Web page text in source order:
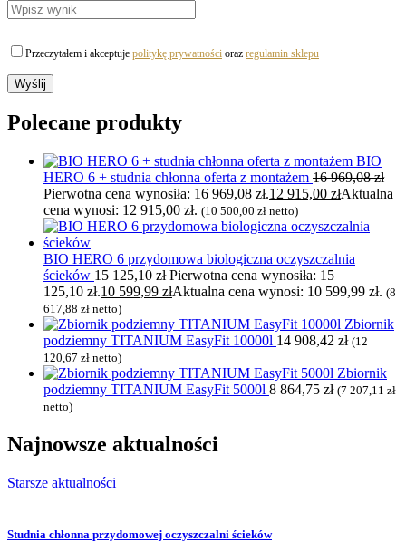
Przeczytałem i akceptuje politykę prywatności oraz regulamin sklepu
Polecane produkty
BIO
HERO 6 + studnia chłonna oferta z montażem 16 969,08zł
Pierwotna cena wynosiła: 16 969,08 zł.12 915,00 złAktualna
cena wynosi: 12 915,00 zł. (10 500,00 zł netto)
BIO HERO 6 przydomowa biologiczna oczyszczalnia
ścieków 15 125,10zł Pierwotna cena wynosiła: 15
125,10 zł.10 599,99 złAktualna cena wynosi: 10 599,99 zł. (8
617,88 zł netto)
Zbiornik
podziemny TITANIUM EasyFit 10000l 14 908,42 zł (12
120,67 zł netto)
Zbiornik
podziemny TITANIUM EasyFit 5000l 8 864,75 zł (7 207,11 zł
netto)
Najnowsze aktualności
Starsze aktualności
Studnia chłonna przydomowej oczyszczalni ścieków